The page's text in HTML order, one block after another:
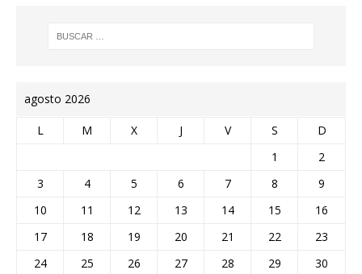
agosto 2026
L M X J V S D
1
2
3
4 5 6 7 8
9
10
11 12 13 14 15
16
17
18 19 20 21 22
23
24
25 26 27 28 29
30